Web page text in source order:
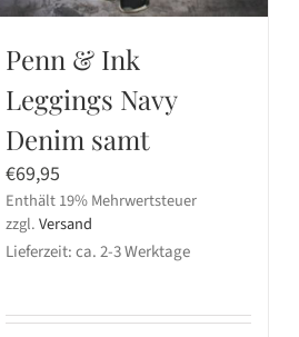
Penn & Ink
Leggings Navy
Denim samt
€69,95
Enthält 19% Mehrwertsteuer
zzgl.Versand
Lieferzeit: ca. 2-3 Werktage